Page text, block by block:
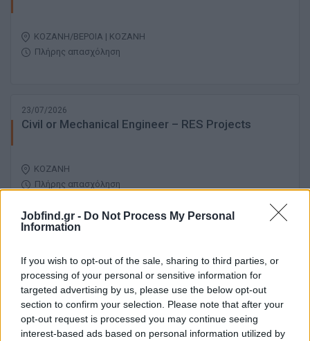
Jobfind.gr - Do Not Process My Personal
Information
If you wish to opt-out of the sale, sharing to third parties, or
processing of your personal or sensitive information for
targeted advertising by us, please use the below opt-out
section to confirm your selection. Please note that after your
opt-out request is processed you may continue seeing
interest-based ads based on personal information utilized by
ΚΟΖΑΝΗ/ΒΕΡΟΙΑ | ΚΟΖΑΝΗ
Πλήρης απασχόληση
23/07/2026
Civil or Mechanical Engineer – RES Projects
ΚΟΖΑΝΗ
Πλήρης απασχόληση
Πωλήτρια / Πωλητής Καταστήματος Ενδυμάτων
ΚΟΖΑΝΗ
Πλήρης απασχόληση